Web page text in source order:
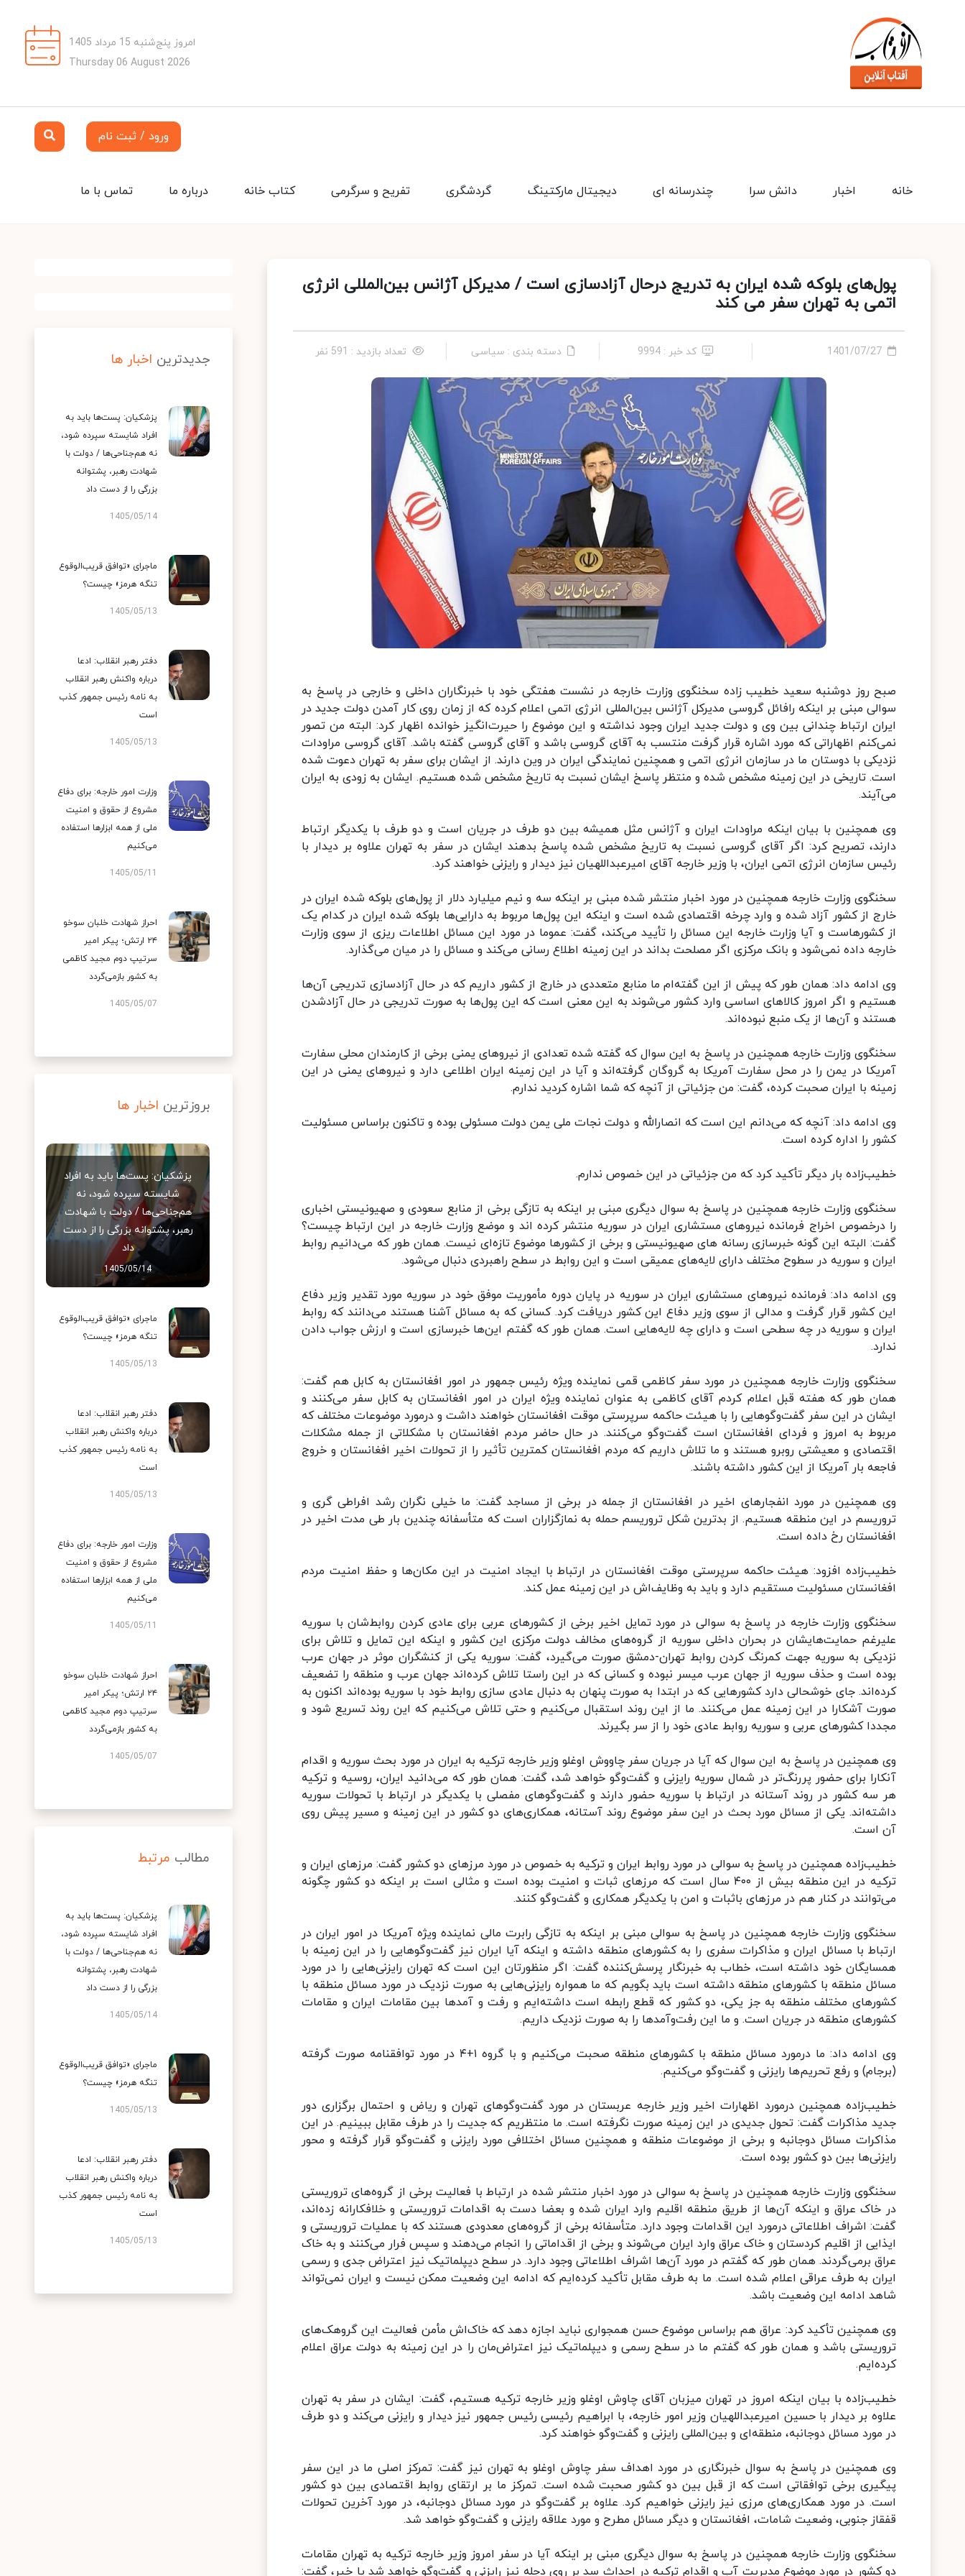
امروز پنج‌شنبه 15 مرداد 1405
Thursday 06 August 2026
ورود / ثبت نام
تماس با ما درباره ما کتاب خانه تفریح و سرگرمی گردشگری دیجیتال مارکتینگ چندرسانه ای دانش سرا اخبار خانه
پول‌های بلوکه شده ایران به تدریج درحال آزادسازی است / مدیرکل آژانس بین‌المللی انرژی
اتمی به تهران سفر می کند
1401/07/27 کد خبر : 9994 دسته بندی : سیاسی تعداد بازدید : 591 نفر
صبح روز دوشنبه سعید خطیب زاده سخنگوی وزارت خارجه در نشست هفتگی خود با خبرنگاران داخلی و خارجی در پاسخ به
سوالی مبنی بر اینکه رافائل گروسی مدیرکل آژانس بین‌المللی انرژی اتمی اعلام کرده که از زمان روی کار آمدن دولت جدید در
ایران ارتباط چندانی بین وی و دولت جدید ایران وجود نداشته و این موضوع را حیرت‌انگیز خوانده اظهار کرد: البته من تصور
نمی‌کنم اظهاراتی که مورد اشاره قرار گرفت منتسب به آقای گروسی باشد و آقای گروسی گفته باشد. آقای گروسی مراودات
نزدیکی با دوستان ما در سازمان انرژی اتمی و همچنین نمایندگی ایران در وین دارند. از ایشان برای سفر به تهران دعوت شده
است. تاریخی در این زمینه مشخص شده و منتظر پاسخ ایشان نسبت به تاریخ مشخص شده هستیم. ایشان به زودی به ایران
می‌آیند.
وی همچنین با بیان اینکه مراودات ایران و آژانس مثل همیشه بین دو طرف در جریان است و دو طرف با یکدیگر ارتباط
دارند، تصریح کرد: اگر آقای گروسی نسبت به تاریخ مشخص شده پاسخ بدهند ایشان در سفر به تهران علاوه بر دیدار با
رئیس سازمان انرژی اتمی ایران، با وزیر خارجه آقای امیرعبداللهیان نیز دیدار و رایزنی خواهند کرد.
سخنگوی وزارت خارجه همچنین در مورد اخبار منتشر شده مبنی بر اینکه سه و نیم میلیارد دلار از پول‌های بلوکه شده ایران در
خارج از کشور آزاد شده و وارد چرخه اقتصادی شده است و اینکه این پول‌ها مربوط به دارایی‌ها بلوکه شده ایران در کدام یک
از کشورهاست و آیا وزارت خارجه این مسائل را تأیید می‌کند، گفت: عموما در مورد این مسائل اطلاعات ریزی از سوی وزارت
خارجه داده نمی‌شود و بانک مرکزی اگر مصلحت بداند در این زمینه اطلاع رسانی می‌کند و مسائل را در میان می‌گذارد.
وی ادامه داد: همان طور که پیش از این گفته‌ام ما منابع متعددی در خارج از کشور داریم که در حال آزادسازی تدریجی آن‌ها
هستیم و اگر امروز کالاهای اساسی وارد کشور می‌شوند به این معنی است که این پول‌ها به صورت تدریجی در حال آزادشدن
هستند و آن‌ها از یک منبع نبوده‌اند.
سخنگوی وزارت خارجه همچنین در پاسخ به این سوال که گفته شده تعدادی از نیروهای یمنی برخی از کارمندان محلی سفارت
آمریکا در یمن را در محل سفارت آمریکا به گروگان گرفته‌اند و آیا در این زمینه ایران اطلاعی دارد و نیروهای یمنی در این
زمینه با ایران صحبت کرده، گفت: من جزئیاتی از آنچه که شما اشاره کردید ندارم.
وی ادامه داد: آنچه که می‌دانم این است که انصارالله و دولت نجات ملی یمن دولت مسئولی بوده و تاکنون براساس مسئولیت
کشور را اداره کرده است.
خطیب‌زاده بار دیگر تأکید کرد که من جزئیاتی در این خصوص ندارم.
سخنگوی وزارت خارجه همچنین در پاسخ به سوال دیگری مبنی بر اینکه به تازگی برخی از منابع سعودی و صهیونیستی اخباری
را درخصوص اخراج فرمانده نیروهای مستشاری ایران در سوریه منتشر کرده اند و موضع وزارت خارجه در این ارتباط چیست؟
گفت: البته این گونه خبرسازی‌ رسانه‌ های صهیونیستی و برخی از کشورها موضوع تازه‌ای نیست. همان طور که می‌دانیم روابط
ایران و سوریه در سطوح مختلف دارای لایه‌های عمیقی است و این روابط در سطح راهبردی دنبال می‌شود.
وی ادامه داد: فرمانده نیروهای مستشاری ایران در سوریه در پایان دوره مأموریت موفق خود در سوریه مورد تقدیر وزیر دفاع
این کشور قرار گرفت و مدالی از سوی وزیر دفاع این کشور دریافت کرد. کسانی که به مسائل آشنا هستند می‌دانند که روابط
ایران و سوریه در چه سطحی است و دارای چه لایه‌هایی است. همان طور که گفتم این‌ها خبرسازی است و ارزش جواب دادن
ندارد.
سخنگوی وزارت خارجه همچنین در مورد سفر کاظمی قمی نماینده ویژه رئیس جمهور در امور افغانستان به کابل هم گفت:‌
همان طور که هفته قبل اعلام کردم آقای کاظمی به عنوان نماینده ویژه ایران در امور افغانستان به کابل سفر می‌کنند و
ایشان در این سفر گفت‌وگوهایی را با هیئت حاکمه سرپرستی موقت افغانستان خواهند داشت و درمورد موضوعات مختلف که
مربوط به امروز و فردای افغانستان است گفت‌وگو می‌کنند. در حال حاضر مردم افغانستان با مشکلاتی از جمله مشکلات
اقتصادی و معیشتی روبرو هستند و ما تلاش داریم که مردم افغانستان کمترین تأثیر را از تحولات اخیر افغانستان و خروج
فاجعه بار آمریکا از این کشور داشته باشند.
وی همچنین در مورد انفجارهای اخیر در افغانستان از جمله در برخی از مساجد گفت: ما خیلی نگران رشد افراطی گری و
تروریسم در این منطقه هستیم. از بدترین شکل تروریسم حمله به نمازگزاران است که متأسفانه چندین بار طی مدت اخیر در
افغانستان رخ داده است.
خطیب‌زاده افزود: هیئت حاکمه سرپرستی موقت افغانستان در ارتباط با ایجاد امنیت در این مکان‌ها و حفظ امنیت مردم
افغانستان مسئولیت مستقیم دارد و باید به وظایف‌اش در این زمینه عمل کند.
سخنگوی وزارت خارجه در پاسخ به سوالی در مورد تمایل اخیر برخی از کشورهای عربی برای عادی کردن روابط‌شان با سوریه
علیرغم حمایت‌هایشان در بحران داخلی سوریه از گروه‌های مخالف دولت مرکزی این کشور و اینکه این تمایل و تلاش برای
نزدیکی به سوریه جهت کمرنگ کردن روابط تهران-دمشق صورت می‌گیرد، گفت:‌ سوریه یکی از کنشگران موثر در جهان عرب
بوده است و حذف سوریه از جهان عرب میسر نبوده و کسانی که در این راستا تلاش کرده‌اند جهان عرب و منطقه را تضعیف
کرده‌اند. جای خوشحالی دارد کشورهایی که در ابتدا به صورت پنهان به دنبال عادی سازی روابط خود با سوریه بوده‌اند اکنون به
صورت آشکارا در این زمینه عمل می‌کنند. ما از این روند استقبال می‌کنیم و حتی تلاش می‌کنیم که این روند تسریع شود و
مجددا کشورهای عربی و سوریه روابط عادی خود را از سر بگیرند.
وی همچنین در پاسخ به این سوال که آیا در جریان سفر چاووش اوغلو وزیر خارجه ترکیه به ایران در مورد بحث سوریه و اقدام
آنکارا برای حضور پررنگ‌تر در شمال سوریه رایزنی و گفت‌وگو خواهد شد، گفت: همان طور که می‌دانید ایران، روسیه و ترکیه
هر سه کشور در روند آستانه در ارتباط با سوریه حضور دارند و گفت‌وگوهای مفصلی با یکدیگر در ارتباط با تحولات سوریه
داشته‌اند. یکی از مسائل مورد بحث در این سفر موضوع روند آستانه،‌ همکاری‌های دو کشور در این زمینه و مسیر پیش روی
آن است.
خطیب‌زاده همچنین در پاسخ به سوالی در مورد روابط ایران و ترکیه به خصوص در مورد مرزهای دو کشور گفت: مرزهای ایران و
ترکیه در این منطقه بیش از ۴۰۰ سال است که مرزهای ثبات و امنیت بوده است و مثالی است بر اینکه دو کشور چگونه
می‌توانند در کنار هم در مرزهای باثبات و امن با یکدیگر همکاری و گفت‌وگو کنند.
سخنگوی وزارت خارجه همچنین در پاسخ به سوالی مبنی بر اینکه به تازگی رابرت مالی نماینده ویژه آمریکا در امور ایران در
ارتباط با مسائل ایران و مذاکرات سفری را به کشورهای منطقه داشته و اینکه آیا ایران نیز گفت‌وگوهایی را در این زمینه با
همسایگان خود داشته است، خطاب به خبرنگار پرسش‌کننده گفت: اگر منظورتان این است که تهران رایزنی‌هایی را در مورد
مسائل منطقه با کشورهای منطقه داشته است باید بگویم که ما همواره رایزنی‌هایی به صورت نزدیک در مورد مسائل منطقه با
کشورهای مختلف منطقه به جز یکی، دو کشور که قطع رابطه است داشته‌ایم و رفت و آمدها بین مقامات ایران و مقامات
کشورهای منطقه در جریان است. و ما این رفت‌وآمدها را به صورت نزدیک داریم.
وی ادامه داد: ما درمورد مسائل منطقه با کشورهای منطقه صحبت می‌کنیم و با گروه ۱+۴ در مورد توافقنامه صورت گرفته
(برجام) و رفع تحریم‌ها رایزنی و گفت‌وگو می‌کنیم.
خطیب‌زاده همچنین درمورد اظهارات اخیر وزیر خارجه عربستان در مورد گفت‌وگوهای تهران و ریاض و احتمال برگزاری دور
جدید مذاکرات گفت: تحول جدیدی در این زمینه صورت نگرفته است. ما منتظریم که جدیت را در طرف مقابل ببینیم. در این
مذاکرات مسائل دوجانبه و برخی از موضوعات منطقه و همچنین مسائل اختلافی مورد رایزنی و گفت‌وگو قرار گرفته و محور
رایزنی‌ها بین دو کشور بوده است.
سخنگوی وزارت خارجه همچنین در پاسخ به سوالی در مورد اخبار منتشر شده در ارتباط با فعالیت برخی از گروه‌های تروریستی
در خاک عراق و اینکه آن‌ها از طریق منطقه اقلیم وارد ایران شده و بعضا دست به اقدامات تروریستی و خلافکارانه زده‌اند،
گفت: اشراف اطلاعاتی درمورد این اقدامات وجود دارد. متأسفانه برخی از گروه‌های معدودی هستند که با عملیات‌ تروریستی و
ایذایی از اقلیم کردستان و خاک عراق وارد ایران می‌شوند و برخی از اقداماتی را انجام می‌دهند و سپس فرار می‌کنند و به خاک
عراق برمی‌گردند. همان طور که گفتم در مورد آن‌ها اشراف اطلاعاتی وجود دارد. در سطح دیپلماتیک نیز اعتراض جدی و رسمی
ایران به طرف عراقی اعلام شده است. ما به طرف مقابل تأکید کرده‌ایم که ادامه این وضعیت ممکن نیست و ایران نمی‌تواند
شاهد ادامه این وضعیت باشد.
وی همچنین تأکید کرد: عراق هم براساس موضوع حسن همجواری نباید اجازه دهد که خاک‌اش مأمن فعالیت این گروهک‌های
تروریستی باشد و همان طور که گفتم ما در سطح رسمی و دیپلماتیک نیز اعتراض‌مان را در این زمینه به دولت عراق اعلام
کرده‌ایم.
خطیب‌زاده با بیان اینکه امروز در تهران میزبان آقای چاوش اوغلو وزیر خارجه ترکیه هستیم، گفت: ایشان در سفر به تهران
علاوه بر دیدار با حسین امیرعبداللهیان وزیر امور خارجه، با ابراهیم رئیسی رئیس جمهور نیز دیدار و رایزنی می‌کند و دو طرف
در مورد مسائل دوجانبه، منطقه‌ای و بین‌المللی رایزنی و گفت‌وگو خواهند کرد.
وی همچنین در پاسخ به سوال خبرنگاری در مورد اهداف سفر چاوش اوغلو به تهران نیز گفت: تمرکز اصلی ما در این سفر
پیگیری برخی توافقاتی است که از قبل بین دو کشور صحبت شده است. تمرکز ما بر ارتقای روابط اقتصادی بین دو کشور
است. در مورد همکاری‌های مرزی نیز رایزنی خواهیم کرد. علاوه بر گفت‌وگو در مورد مسائل دوجانبه، در مورد آخرین تحولات
قفقاز جنوبی، وضعیت شامات، افغانستان و دیگر مسائل مطرح و مورد علاقه رایزنی و گفت‌وگو خواهد شد.
سخنگوی وزارت خارجه همچنین در پاسخ به سوال دیگری مبنی بر اینکه آیا در سفر امروز وزیر خارجه ترکیه به تهران مقامات
دو کشور در مورد موضوع مدیریت آب و اقدام ترکیه در احداث سد بر روی دجله نیز رایزنی و گفت‌وگو خواهد شد یا خیر، گفت:
جدیدترین اخبار ها
پزشکیان: پست‌ها باید به
افراد شایسته سپرده شود،
نه هم‌جناحی‌ها / دولت با
شهادت رهبر، پشتوانه
بزرگی را از دست داد
1405/05/14
ماجرای «توافق قریب‌الوقوع
تنگه هرمز» چیست؟
1405/05/13
دفتر رهبر انقلاب: ادعا
درباره واکنش رهبر انقلاب
به نامه رئیس جمهور کذب
است
1405/05/13
وزارت امور خارجه: برای دفاع
مشروع از حقوق و امنیت
ملی از همه ابزارها استفاده
می‌کنیم
1405/05/11
احراز شهادت خلبان سوخو
۲۴ ارتش؛ پیکر امیر
سرتیپ دوم مجید کاظمی
به کشور بازمی‌گردد
1405/05/07
بروزترین اخبار ها
پزشکیان: پست‌ها باید به افراد
شایسته سپرده شود، نه
هم‌جناحی‌ها / دولت با شهادت
رهبر، پشتوانه بزرگی را از دست
داد
1405/05/14
ماجرای «توافق قریب‌الوقوع
تنگه هرمز» چیست؟
1405/05/13
دفتر رهبر انقلاب: ادعا
درباره واکنش رهبر انقلاب
به نامه رئیس جمهور کذب
است
1405/05/13
وزارت امور خارجه: برای دفاع
مشروع از حقوق و امنیت
ملی از همه ابزارها استفاده
می‌کنیم
1405/05/11
احراز شهادت خلبان سوخو
۲۴ ارتش؛ پیکر امیر
سرتیپ دوم مجید کاظمی
به کشور بازمی‌گردد
1405/05/07
مطالب مرتبط
پزشکیان: پست‌ها باید به
افراد شایسته سپرده شود،
نه هم‌جناحی‌ها / دولت با
شهادت رهبر، پشتوانه
بزرگی را از دست داد
1405/05/14
ماجرای «توافق قریب‌الوقوع
تنگه هرمز» چیست؟
1405/05/13
دفتر رهبر انقلاب: ادعا
درباره واکنش رهبر انقلاب
به نامه رئیس جمهور کذب
است
1405/05/13